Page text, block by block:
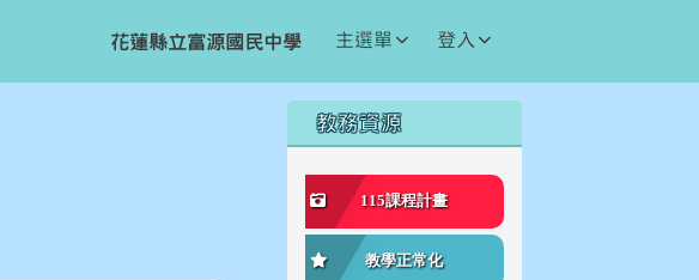
花蓮縣立富源國民中學 主選單 登入
右邊區域內容
教務資源
115課程計畫
教學正常化